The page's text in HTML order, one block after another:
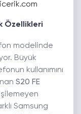
Özellikleri
modelinde
Büyük
kullanımını
S20 FE
Samsung